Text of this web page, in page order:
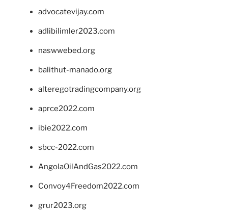
advocatevijay.com
adlibilimler2023.com
naswwebed.org
balithut-manado.org
alteregotradingcompany.org
aprce2022.com
ibie2022.com
sbcc-2022.com
AngolaOilAndGas2022.com
Convoy4Freedom2022.com
grur2023.org